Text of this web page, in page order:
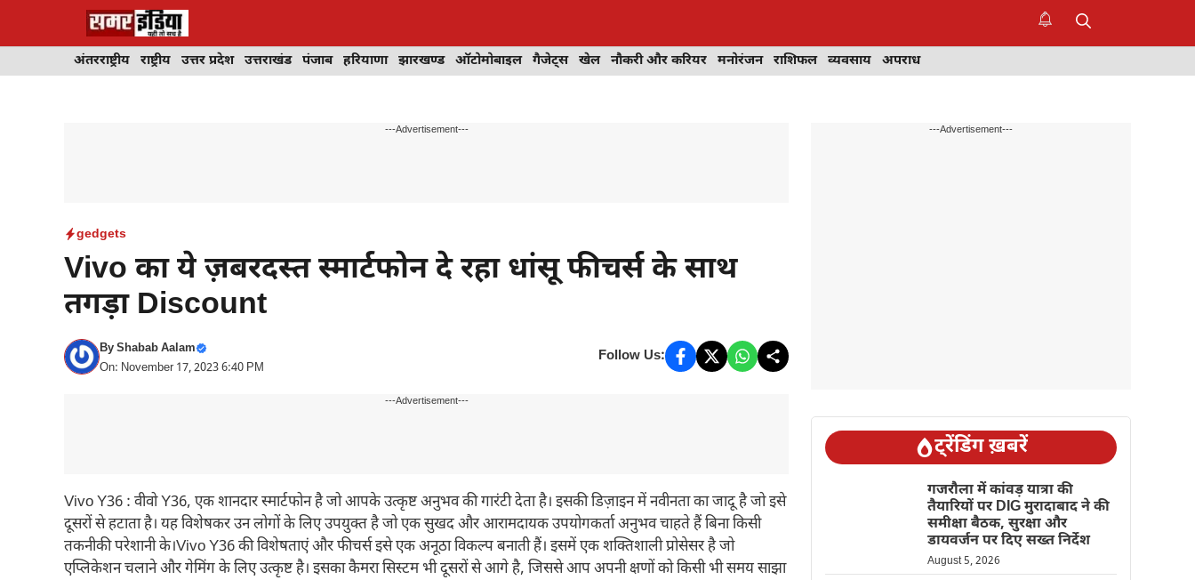
अंतरराष्ट्रीय राष्ट्रीय उत्तर प्रदेश उत्तराखंड पंजाब हरियाणा झारखण्ड ऑटोमोबाइल गैजेट्स खेल नौकरी और करियर मनोरंजन राशिफल व्यवसाय अपराध
---Advertisement---
gedgets
Vivo का ये ज़बरदस्त स्मार्टफोन दे रहा धांसू फीचर्स के साथ
तगड़ा Discount
ByShabab Aalam
On: November 17, 2023 6:40 PM
Follow Us:
---Advertisement---
Vivo Y36 : वीवो Y36, एक शानदार स्मार्टफोन है जो आपके उत्कृष्ट अनुभव की गारंटी देता है। इसकी डिज़ाइन में नवीनता का जादू है जो इसे
दूसरों से हटाता है। यह विशेषकर उन लोगों के लिए उपयुक्त है जो एक सुखद और आरामदायक उपयोगकर्ता अनुभव चाहते हैं बिना किसी
तकनीकी परेशानी के।Vivo Y36 की विशेषताएं और फीचर्स इसे एक अनूठा विकल्प बनाती हैं। इसमें एक शक्तिशाली प्रोसेसर है जो
एप्लिकेशन चलाने और गेमिंग के लिए उत्कृष्ट है। इसका कैमरा सिस्टम भी दूसरों से आगे है, जिससे आप अपनी क्षणों को किसी भी समय साझा
---Advertisement---
ट्रेंडिंग ख़बरें
गजरौला में कांवड़ यात्रा की
तैयारियों पर DIG मुरादाबाद ने की
समीक्षा बैठक, सुरक्षा और
डायवर्जन पर दिए सख्त निर्देश
August 5, 2026